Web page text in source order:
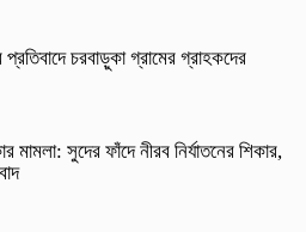
চরবাড়ুকা গ্রামের গ্রাহকদের
মামলা: সুদের ফাঁদে নীরব নির্যাতনের শিকার,